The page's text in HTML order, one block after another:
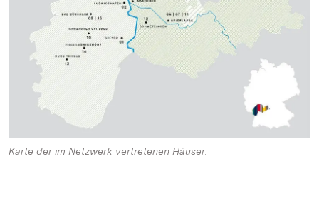
Karte der im Netzwerk vertretenen Häuser.